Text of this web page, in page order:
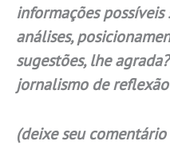
informações
análises,
sugestões, lhe
jornalismo de
(deixe seu